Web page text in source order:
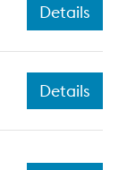
Details
Details